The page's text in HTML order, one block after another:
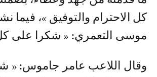
كل الاحترام والتوفيق »، فيما
موسى التعمري: « شكرا على
وقال اللاعب عامر جاموس: «